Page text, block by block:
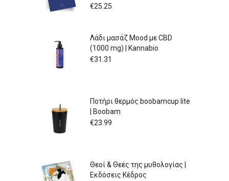
€25.25
Λάδι μασάζ Mood με CBD
(1000 mg) | Kannabio
€31.31
Ποτήρι θερμός boobamcup lite
| Boobam
€23.99
Θεοί & Θεές της μυθολογίας |
Εκδόσεις Κέδρος